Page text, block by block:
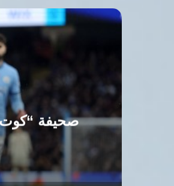
صحيفة “كوت